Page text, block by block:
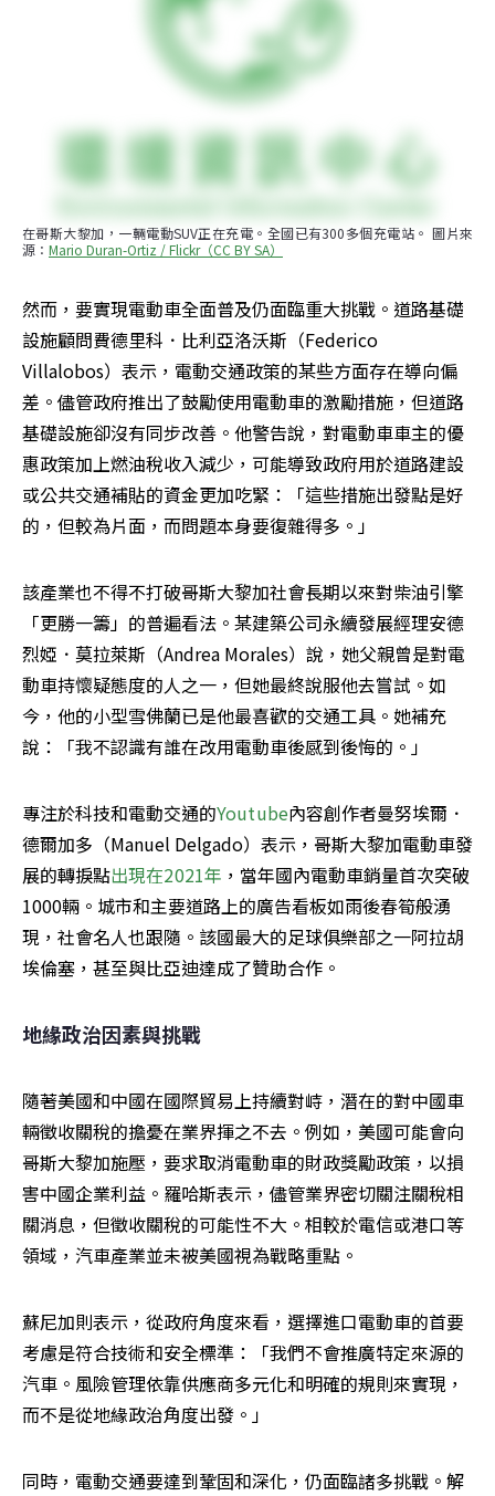
在哥斯大黎加，一輛電動SUV正在充電。全國已有300多個充電站。 圖片來
源： Mario Duran-Ortiz / Flickr（CC BY SA）
然而，要實現電動車全面普及仍面臨重大挑戰。道路基礎
設施顧問費德里科．比利亞洛沃斯（Federico
Villalobos）表示，電動交通政策的某些方面存在導向偏
差。儘管政府推出了鼓勵使用電動車的激勵措施，但道路
基礎設施卻沒有同步改善。他警告說，對電動車車主的優
惠政策加上燃油稅收入減少，可能導致政府用於道路建設
或公共交通補貼的資金更加吃緊：「這些措施出發點是好
的，但較為片面，而問題本身要復雜得多。」
該產業也不得不打破哥斯大黎加社會長期以來對柴油引擎
「更勝一籌」的普遍看法。某建築公司永續發展經理安德
烈婭．莫拉萊斯（Andrea Morales）說，她父親曾是對電
動車持懷疑態度的人之一，但她最終說服他去嘗試。如
今，他的小型雪佛蘭已是他最喜歡的交通工具。她補充
說：「我不認識有誰在改用電動車後感到後悔的。」
專注於科技和電動交通的Youtube內容創作者曼努埃爾．
德爾加多（Manuel Delgado）表示，哥斯大黎加電動車發
展的轉捩點出現在2021年 ，當年國內電動車銷量首次突破
1000輛。城市和主要道路上的廣告看板如雨後春筍般湧
現，社會名人也跟隨。該國最大的足球俱樂部之一阿拉胡
埃倫塞，甚至與比亞迪達成了贊助合作。
地緣政治因素與挑戰
隨著美國和中國在國際貿易上持續對峙，潛在的對中國車
輛徵收關稅的擔憂在業界揮之不去。例如，美國可能會向
哥斯大黎加施壓，要求取消電動車的財政獎勵政策，以損
害中國企業利益。羅哈斯表示，儘管業界密切關注關稅相
關消息，但徵收關稅的可能性不大。相較於電信或港口等
領域，汽車產業並未被美國視為戰略重點。
蘇尼加則表示，從政府角度來看，選擇進口電動車的首要
考慮是符合技術和安全標準：「我們不會推廣特定來源的
汽車。風險管理依靠供應商多元化和明確的規則來實現，
而不是從地緣政治角度出發。」
同時，電動交通要達到鞏固和深化，仍面臨諸多挑戰。解